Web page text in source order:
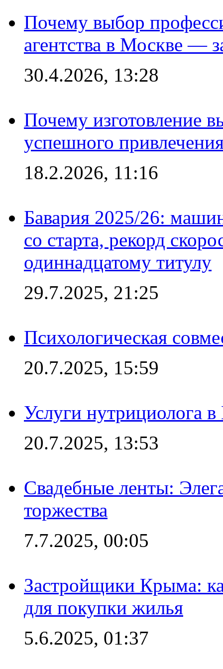
Почему выбор
агентства в Москве —
30.4.2026, 13:28
Почему изготовление
успешного
18.2.2026, 11:16
Бавария 2025/26:
со старта, рекорд
одиннадцатому титулу
29.7.2025, 21:25
Психологическая
20.7.2025, 15:59
Услуги нутрициолога
20.7.2025, 13:53
Свадебные ленты:
торжества
7.7.2025, 00:05
Застройщики Крыма:
для покупки жилья
5.6.2025, 01:37